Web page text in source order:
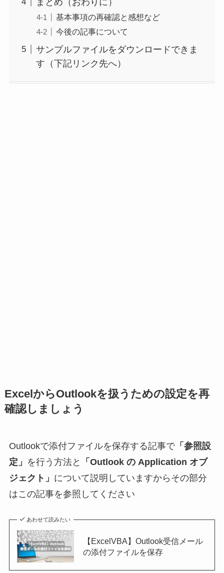
基本事項の再確認と感想など
今後の記事について
サンプルファイルをダウンロードできま
す（下記リンク先へ）
ExcelからOutlookを扱うための設定を再
確認しましょう
Outlookで添付ファイルを保存する記事で「参照設
定」 を行う方法と
「Outlook の Application オブ
ジェクト」 について説明していますからその部分
はこの記事を参照してください
あわせて読みたい
【ExcelVBA】Outlook受信メール
の添付ファイルを保存